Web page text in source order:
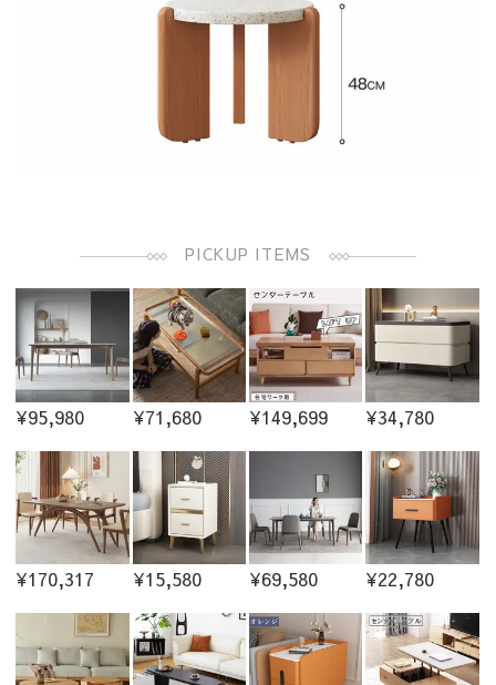
PICKUP ITEMS
¥95,980 ¥71,680 ¥149,699 ¥34,780
¥170,317 ¥15,580 ¥69,580 ¥22,780